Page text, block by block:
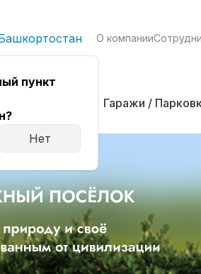
пункт
Нет
О компании
Гаражи /